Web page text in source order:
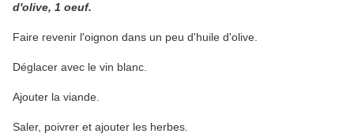
d'olive, 1 oeuf.
Faire revenir l'oignon dans un peu d'huile d'olive.
Déglacer avec le vin blanc.
Ajouter la viande.
Saler, poivrer et ajouter les herbes.